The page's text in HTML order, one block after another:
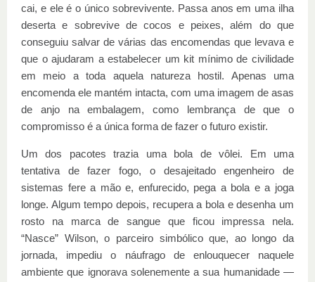
cai, e ele é o único sobrevivente. Passa anos em uma ilha
deserta e sobrevive de cocos e peixes, além do que
conseguiu salvar de várias das encomendas que levava e
que o ajudaram a estabelecer um kit mínimo de civilidade
em meio a toda aquela natureza hostil. Apenas uma
encomenda ele mantém intacta, com uma imagem de asas
de anjo na embalagem, como lembrança de que o
compromisso é a única forma de fazer o futuro existir.
Um dos pacotes trazia uma bola de vôlei. Em uma
tentativa de fazer fogo, o desajeitado engenheiro de
sistemas fere a mão e, enfurecido, pega a bola e a joga
longe. Algum tempo depois, recupera a bola e desenha um
rosto na marca de sangue que ficou impressa nela.
“Nasce” Wilson, o parceiro simbólico que, ao longo da
jornada, impediu o náufrago de enlouquecer naquele
ambiente que ignorava solenemente a sua humanidade —